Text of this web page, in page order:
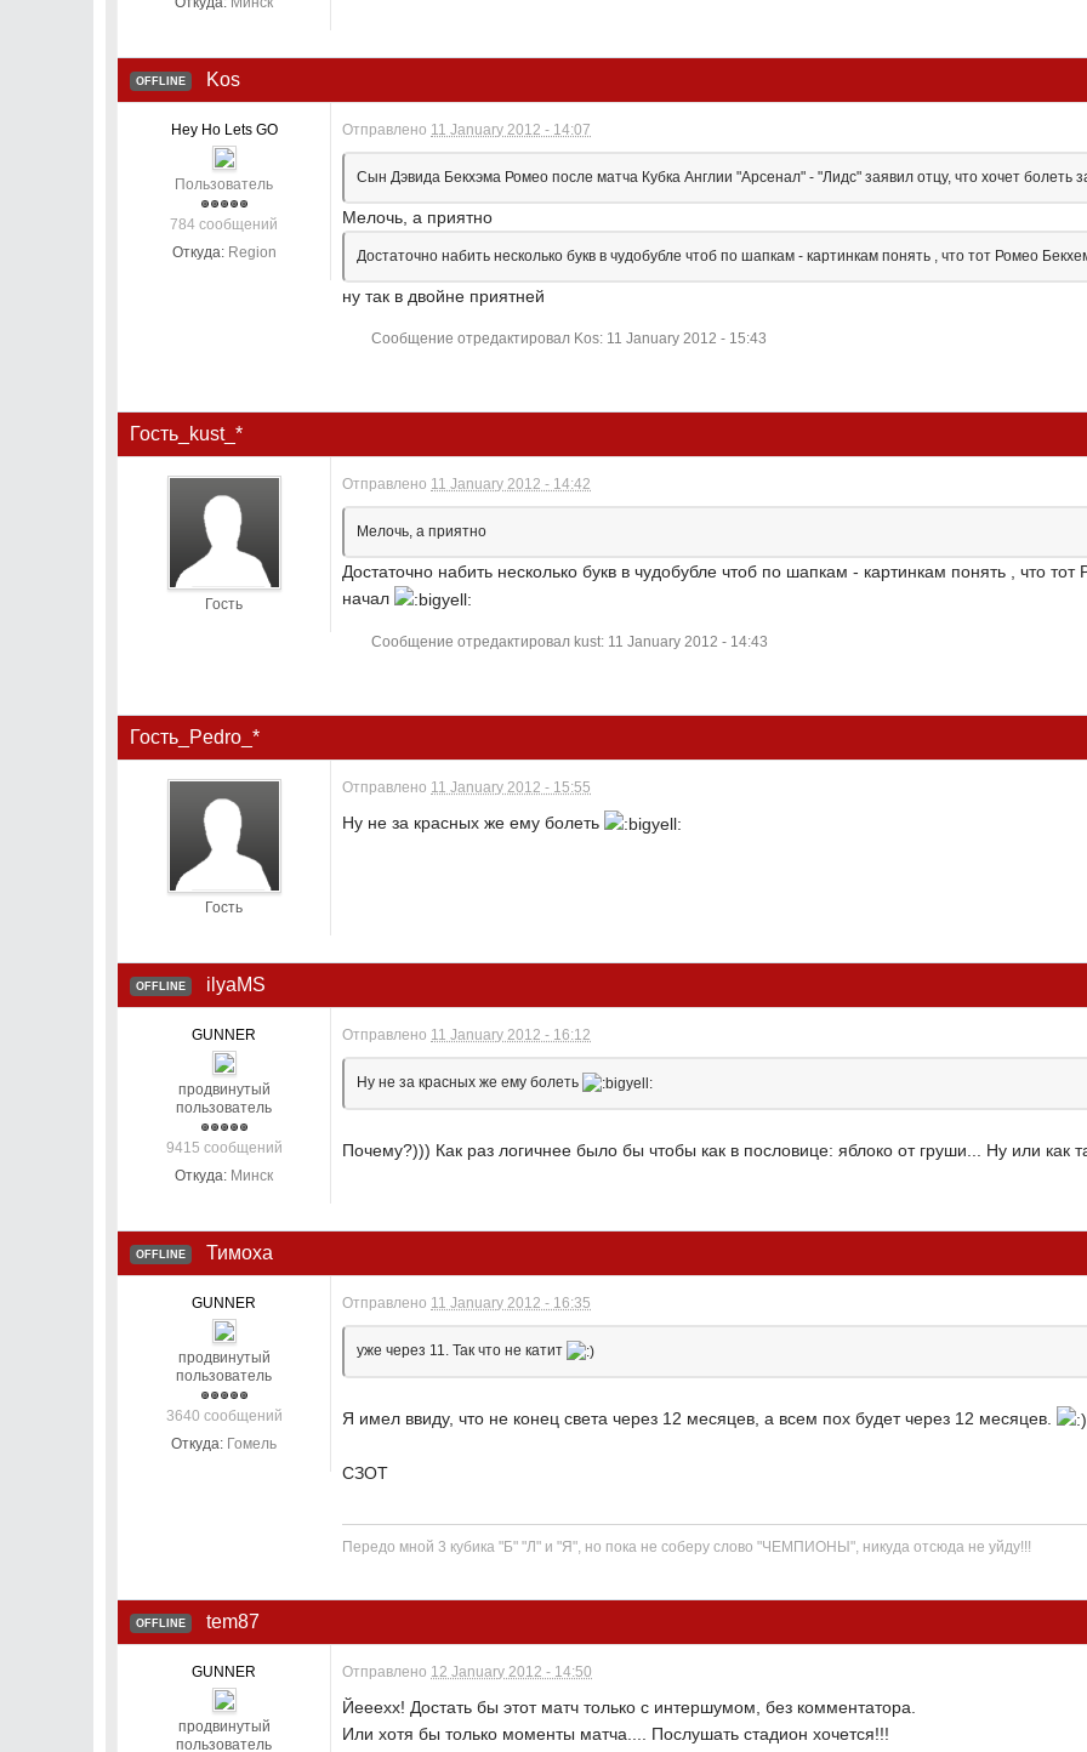
OFFLINE Kos
Hey Ho Lets GO
Пользователь
784 сообщений
Откуда: Region
Отправлено 11 January 2012 - 14:07
Сын Дэвида Бекхэма Ромео после матча Кубка Англии "Арсенал" - "Лидс" заявил отцу, что хочет болеть
Мелочь, а приятно
Достаточно набить несколько букв в чудобубле чтоб по шапкам - картинкам понять , что тот Ромео
ну так в двойне приятней
Сообщение отредактировал Kos: 11 January 2012 - 15:43
Гость_kust_*
Гость
Отправлено 11 January 2012 - 14:42
Мелочь, а приятно
Достаточно набить несколько букв в чудобубле чтоб по шапкам - картинкам понять , что
начал
Сообщение отредактировал kust: 11 January 2012 - 14:43
Гость_Pedro_*
Гость
Отправлено 11 January 2012 - 15:55
Ну не за красных же ему болеть
OFFLINE ilyaMS
GUNNER
продвинутый
пользователь
9415 сообщений
Откуда: Минск
Отправлено 11 January 2012 - 16:12
Ну не за красных же ему болеть
Почему?))) Как раз логичнее было бы чтобы как в пословице: яблоко от груши... Ну или как
OFFLINE Тимоха
GUNNER
продвинутый
пользователь
3640 сообщений
Откуда: Гомель
Отправлено 11 January 2012 - 16:35
уже через 11. Так что не катит
Я имел ввиду, что не конец света через 12 месяцев, а всем пох будет через 12 месяцев.
СЗОТ
Передо мной 3 кубика "Б" "Л" и "Я", но пока не соберу слово "ЧЕМПИОНЫ", никуда отсюда не уйду!!!
OFFLINE tem87
GUNNER
продвинутый
пользователь
Отправлено 12 January 2012 - 14:50
Йееехх! Достать бы этот матч только с интершумом, без комментатора.
Или хотя бы только моменты матча.... Послушать стадион хочется!!!